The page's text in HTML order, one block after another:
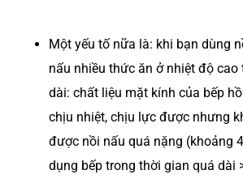
Một yếu tố nữa là: khi bạn dùng
nấu nhiều thức ăn ở nhiệt độ cao
dài: chất liệu mặt kính của bếp
chịu nhiệt, chịu lực được nhưng
được nồi nấu quá nặng (khoảng
dụng bếp trong thời gian quá dài